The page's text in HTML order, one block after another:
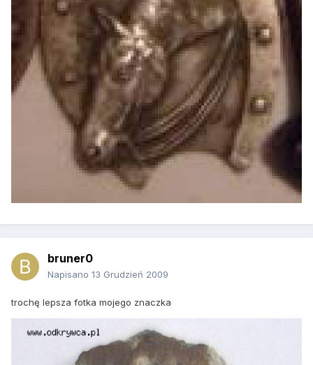
bruner0
Napisano 13 Grudzień 2009
trochę lepsza fotka mojego znaczka